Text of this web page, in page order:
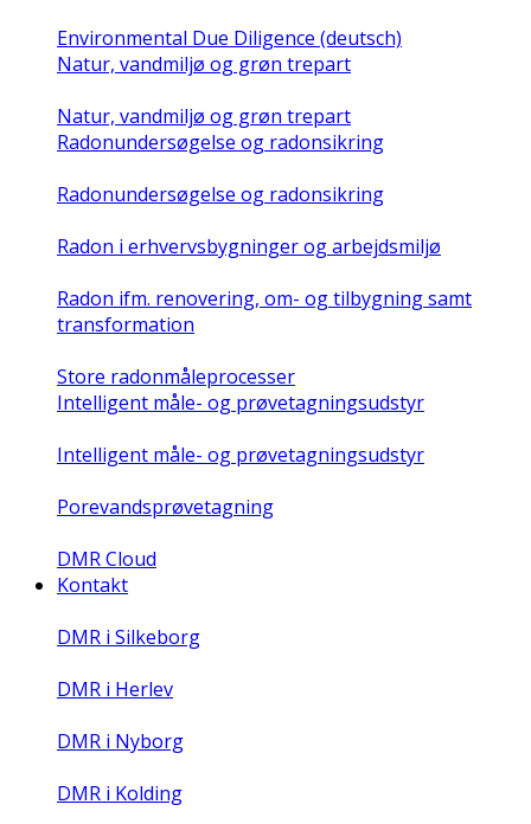
Environmental Due Diligence (deutsch)
Natur, vandmiljø og grøn trepart
Natur, vandmiljø og grøn trepart
Radonundersøgelse og radonsikring
Radonundersøgelse og radonsikring
Radon i erhvervsbygninger og arbejdsmiljø
Radon ifm. renovering, om- og tilbygning samt
transformation
Store radonmåleprocesser
Intelligent måle- og prøvetagningsudstyr
Intelligent måle- og prøvetagningsudstyr
Porevandsprøvetagning
DMR Cloud
Kontakt
DMR i Silkeborg
DMR i Herlev
DMR i Nyborg
DMR i Kolding